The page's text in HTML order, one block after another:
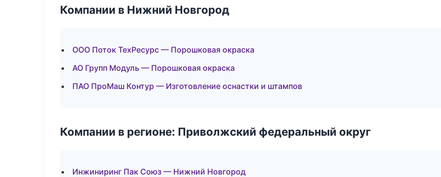
Компании в Нижний Новгород
ООО Поток ТехРесурс — Порошковая окраска
АО Групп Модуль — Порошковая окраска
ПАО ПроМаш Контур — Изготовление оснастки и штампов
Компании в регионе: Приволжский федеральный округ
Инжиниринг Пак Союз — Нижний Новгород